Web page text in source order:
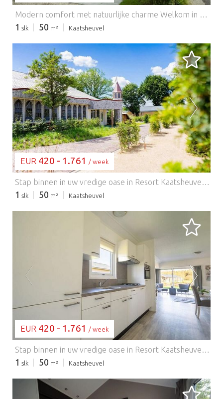
Modern comfort met natuurlijke charme Welkom in uw gezellige, moderne chalet in het hart van Resort Kaatsheuvel! Deze stijlvolle gelijkvloerse woning biedt een licht interieur, een strakke open keuken met alle benodigdheden – inclusief een vaatwasser en combimagnetron – en een ontspannen woonkamer met een flatscreen-tv. Twee uitnodigende slaapkamers bieden flexibele slaapmogelijkheden voor stellen, vrienden of kleine gezinnen. Buiten kunt u ontspannen op uw privéterras of genieten van maaltijden in de rustige tuin. Centrale parkeergelegenheid en gratis wifi dragen bij aan een zorgeloos verblijf. Loop naar de Efteling, verblijf voor de natuur Op slechts 2 km van het magische pretpark De Efteling is deze woning de perfecte uitvalsbasis voor onvergetelijke avonturen. Ontdek naast de attracties en sprookjes de schilderachtige wandelpaden in Nationaal Park Loonse en Drunense Duinen – ideaal voor lange natuurwandelingen met uw trouwe viervoeter. De omgeving verwelkomt viervoeters, met losloopgebieden en huisdiervriendelijke cafés zoals "Brasserie Woods" en "Het Witte Paard" in de buurt. Of u nu door de duinen wandelt of ontspant in de tuin, dit is een oase van rust voor zowel mens als hond. Eten, plezier en huisdiervriendelijke voorzieningen Zin in lokale smaken? Geniet van huisdiervriendelijke terrassen en hartige Nederlandse gerechten in het gezellige centrum van Kaatsheuvel, op slechts een paar minuten afstand. Probeer "De Molen" voor klassieke pannenkoeken of "Eetcafé Kandinsky" voor een ontspannen sfeer. Terug in het resort vindt u binnen- en buitenzwembaden, terwijl het binnenzwembad perfect is voor een snelle duik. EuroParcs kan voor gasten die in een vakantiehuis verblijven een borgsom vragen vóór aankomst. Na vertrek wordt de accommodatie geïnspecteerd en wordt de borg binnen ongeveer drie weken terugbetaald, mits er geen schade, ontbrekende spullen of overlast wordt geconstateerd. Indien nodig kunnen extra kosten in rekening worden gebracht. Gasten worden vriendelijk verzocht de huisregels te volgen en respect te tonen voor andere gasten om een vlotte terugbetaling te garanderen. Houd er rekening mee dat tijdens grote evenementen en festivals een hogere borgsom kan worden gevraagd.
1 slk 50 m² Kaatsheuvel
BEZIG MET LADEN...
EUR 420 - 1.761 / week
Stap binnen in uw vredige oase in Resort Kaatsheuvel, een charmant, huisdiervriendelijk toevluchtsoord op slechts 2 km van het iconische pretpark De Efteling. Dit vrijstaande chalet met één verdieping biedt een lichte woonkamer met een flatscreen-tv en een volledig uitgeruste open keuken met een magnetron, vaatwasser en koel-vriescombinatie. Met twee flexibele slaapkamers en een stijlvolle badkamer is het perfect voor gezinnen, stellen of vrienden die samen reizen. Buiten kunt u genieten van een maaltijd in de buitenlucht op uw eigen terras of ontspannen in de zonnige tuin – uw eigen oase van rust. Het resort beschikt over een binnen- en buitenzwembad (seizoensgebonden) voor een snelle verfrissing. Neem uw trouwe viervoeter mee! Op slechts enkele minuten afstand ligt het prachtige Nationaal Park Loonse en Drunense Duinen, met uitgestrekte open vlaktes, zandduinen en schaduwrijke bospaden, ideaal voor hondenwandelingen en picknicks. In de omgeving worden ook lokale evenementen voor huisdieren georganiseerd, zoals "Pootjes in het Park" en hondvriendelijke buitenmarkten gedurende de warmere maanden. Of het nu gaat om stokken apporteren of meedoen aan een cafétocht met uw huisdier, Kaatsheuvel zorgt ervoor dat uw huisdier zich onderdeel van het avontuur voelt. Ontdek het gezellige centrum van Kaatsheuvel met zijn mix van huisdiervriendelijke terrassen en lokale favorieten zoals Grillroom Tres Tapas en Brasserie De Molen. Of u nu op zoek bent naar gezinsplezier, een avontuur in de buitenlucht of een ontspannen moment met uw hond, dit chalet is een gastvrije uitvalsbasis in Noord-Brabant. EuroParcs kan voor aankomst een borgsom vragen voor gasten die in een vakantiehuis verblijven. Na vertrek wordt de accommodatie geïnspecteerd en wordt de borg binnen circa drie weken terugbetaald, mits er geen schade, ontbrekende spullen of overlast is geconstateerd. Indien nodig kunnen er extra kosten in rekening worden gebracht. Gasten worden vriendelijk verzocht de huisregels te respecteren en andere gasten te respecteren om een vlotte terugbetaling te garanderen. Houd er rekening mee dat tijdens grote evenementen en festivals een hogere borgsom kan worden gevraagd.
1 slk 50 m² Kaatsheuvel
BEZIG MET LADEN...
EUR 420 - 1.761 / week
1 slk 50 m² Kaatsheuvel